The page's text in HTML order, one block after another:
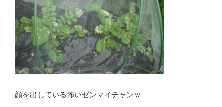
顔を出している怖いゼンマイチャンｗ